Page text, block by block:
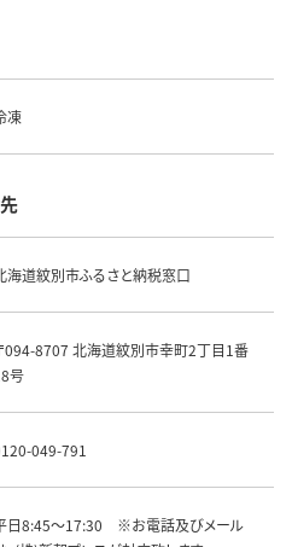
凍
海道紋別市ふるさと納税窓口
094-8707 北海道紋別市幸町2丁目1番
号
049-791
日8:45～17:30 ※お電話及びメール